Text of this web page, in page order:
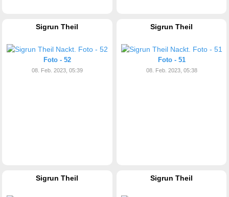
Sigrun Theil
Foto - 52
08. Feb. 2023, 05:39
Sigrun Theil
Foto - 51
08. Feb. 2023, 05:38
Sigrun Theil Sigrun Theil